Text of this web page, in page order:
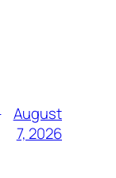
August
7, 2026